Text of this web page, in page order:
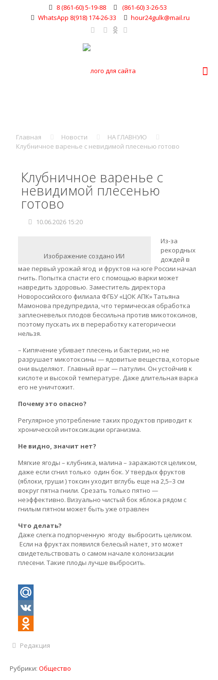
8 (861-60) 5-19-88
(861-60) 3-26-53
WhatsApp 8(918) 174-26-33
hour24gulk@mail.ru
Главная Новости
НА ГЛАВНУЮ
Клубничное варенье с невидимой плесенью готово
Клубничное варенье с
невидимой плесенью
готово
10.06.2026 15:20
Изображение создано ИИ
Из-за
рекордных
дождей в
мае первый урожай ягод и фруктов на юге России начал
гнить. Попытка спасти его с помощью варки может
навредить здоровью. Заместитель директора
Новороссийского филиала ФГБУ «ЦОК АПК» Татьяна
Мамонова предупредила, что термическая обработка
заплесневелых плодов бессильна против микотоксинов,
поэтому пускать их в переработку категорически
нельзя.
– Кипячение убивает плесень и бактерии, но не
разрушает микотоксины — ядовитые вещества, которые
они выделяют. Главный враг — патулин. Он устойчив к
кислоте и высокой температуре. Даже длительная варка
его не уничтожит.
Почему это опасно?
Регулярное употребление таких продуктов приводит к
хронической интоксикации организма.
Не видно, значит нет?
Мягкие ягоды – клубника, малина – заражаются целиком,
даже если сгнил только один бок. У твердых фруктов
(яблоки, груши ) токсин уходит вглубь еще на 2,5–3 см
вокруг пятна гнили. Срезать только пятно —
неэффективно. Визуально чистый бок яблока рядом с
гнилым пятном может быть уже отравлен
Что делать?
Даже слегка подпорченную ягоду выбросить целиком.
Если на фруктах появился белесый налет, это может
свидетельствовать о самом начале колонизации
плесени. Такие плоды лучше выбросить.
Mail.Ru
VK
Редакция
Рубрики: Общество